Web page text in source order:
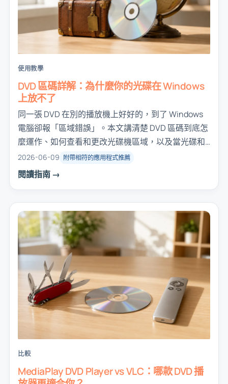
使用教學
DVD 區碼詳解：為什麼你的光碟在 Windows
上放不了
同一張 DVD 在別的播放機上好好的，到了 Windows
電腦卻報「區域錯誤」。本文講清楚 DVD 區碼到底怎
麼運作、如何查看和更改光碟機區域，以及當光碟和
光碟機區域對不上時你有哪些選擇。
2026-06-09 附帶相符的應用程式推薦
閱讀指南 →
比較
MediaPlay DVD Player vs VLC：哪款 DVD 播